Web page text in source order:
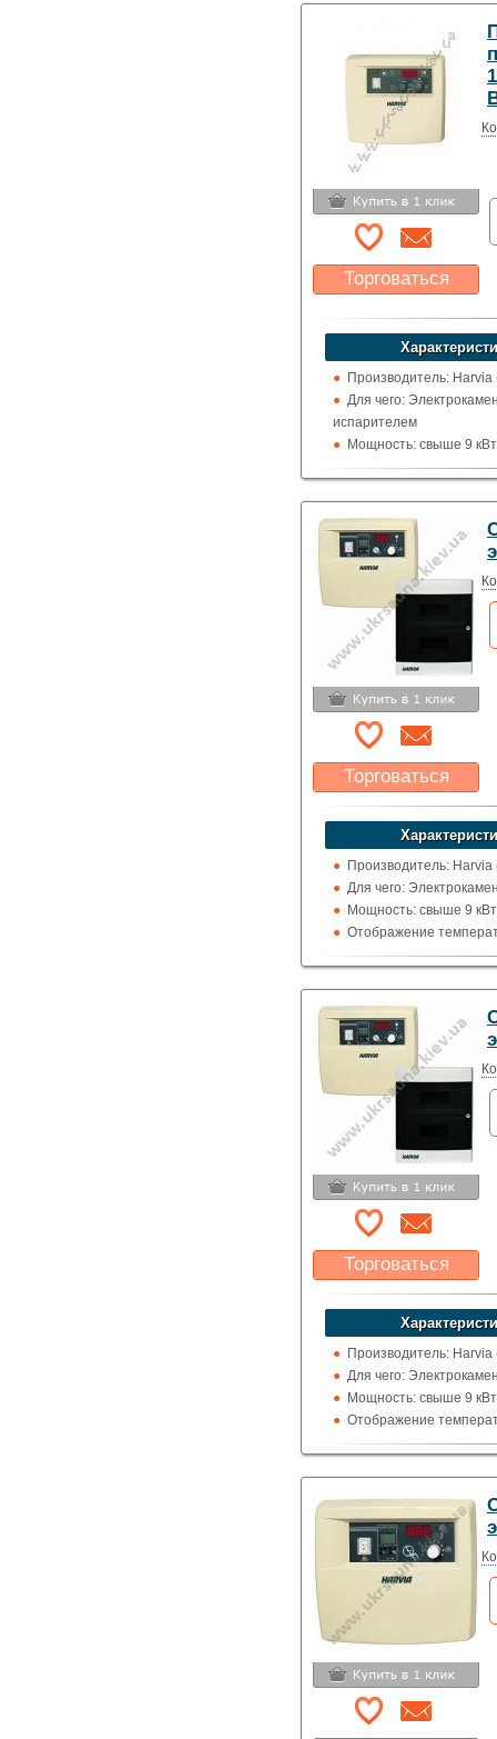
Торговаться
Указать цену
Производитель:
Для чего:
испарителем
Мощность: свыше 9 кВт
Отображение
Торговаться
Какая цена Вас
устроит?
Указать цену
Производитель:
Для чего:
Мощность: свыше 9 кВт
Отображение
цельсия
Торговаться
Какая цена Вас
устроит?
Указать цену
Производитель:
Для чего:
Мощность: свыше 9 кВт
Отображение
цельсия